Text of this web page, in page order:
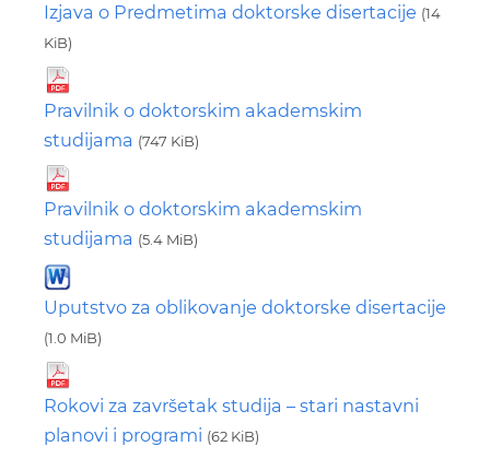
Izjava o Predmetima doktorske disertacije (14
KiB)
Pravilnik o doktorskim akademskim
studijama (747 KiB)
Pravilnik o doktorskim akademskim
studijama (5.4 MiB)
Uputstvo za oblikovanje doktorske disertacije
(1.0 MiB)
Rokovi za završetak studija – stari nastavni
planovi i programi (62 KiB)